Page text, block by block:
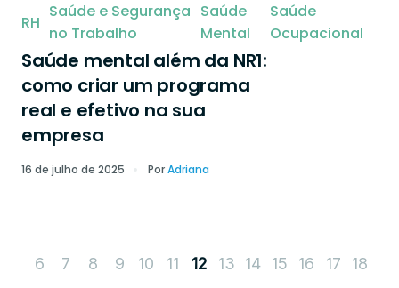
RH
Saúde e Segurança
no Trabalho
Saúde
Mental
Saúde
Ocupacional
Saúde mental além da NR1:
como criar um programa
real e efetivo na sua
empresa
16 de julho de 2025 PorAdriana
6 7 8 9 10 11 12 13 14 15 16 17 18